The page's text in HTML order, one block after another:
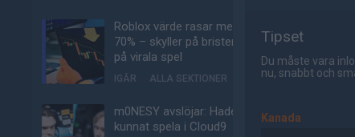
Roblox värde rasar med
70% – skyller på bristen
på virala spel
IGÅR ALLA SEKTIONER
m0NESY avslöjar: Hade
kunnat spela i Cloud9
Tipset
Du måste vara
nu, snabbt och
Kanada